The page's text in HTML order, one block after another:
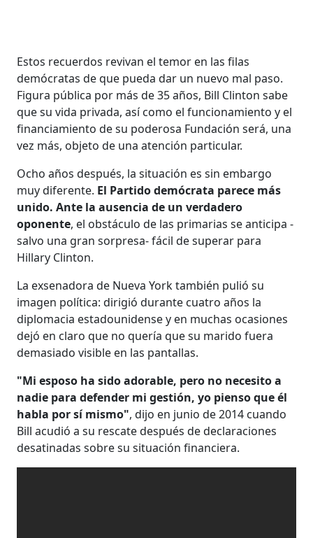
Estos recuerdos revivan el temor en las filas
demócratas de que pueda dar un nuevo mal paso.
Figura pública por más de 35 años, Bill Clinton sabe
que su vida privada, así como el funcionamiento y el
financiamiento de su poderosa Fundación será, una
vez más, objeto de una atención particular.
Ocho años después, la situación es sin embargo
muy diferente. El Partido demócrata parece más
unido. Ante la ausencia de un verdadero
oponente, el obstáculo de las primarias se anticipa -
salvo una gran sorpresa- fácil de superar para
Hillary Clinton.
La exsenadora de Nueva York también pulió su
imagen política: dirigió durante cuatro años la
diplomacia estadounidense y en muchas ocasiones
dejó en claro que no quería que su marido fuera
demasiado visible en las pantallas.
"Mi esposo ha sido adorable, pero no necesito a
nadie para defender mi gestión, yo pienso que él
habla por sí mismo", dijo en junio de 2014 cuando
Bill acudió a su rescate después de declaraciones
desatinadas sobre su situación financiera.